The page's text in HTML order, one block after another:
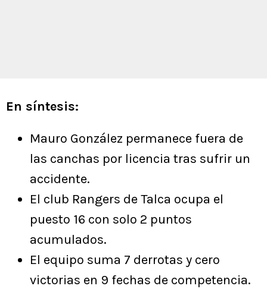
En síntesis:
Mauro González permanece fuera de
las canchas por licencia tras sufrir un
accidente.
El club Rangers de Talca ocupa el
puesto 16 con solo 2 puntos
acumulados.
El equipo suma 7 derrotas y cero
victorias en 9 fechas de competencia.